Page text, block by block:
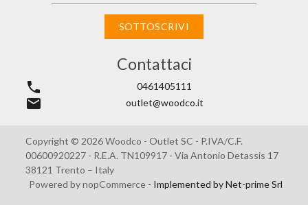
SOTTOSCRIVI
Contattaci
phone 0461405111
email outlet@woodco.it
Copyright © 2026 Woodco - Outlet SC - P.IVA/C.F.
00600920227 - R.E.A. TN109917 - Via Antonio Detassis 17
38121 Trento – Italy
Powered bynopCommerce - Implemented byNet-prime Srl